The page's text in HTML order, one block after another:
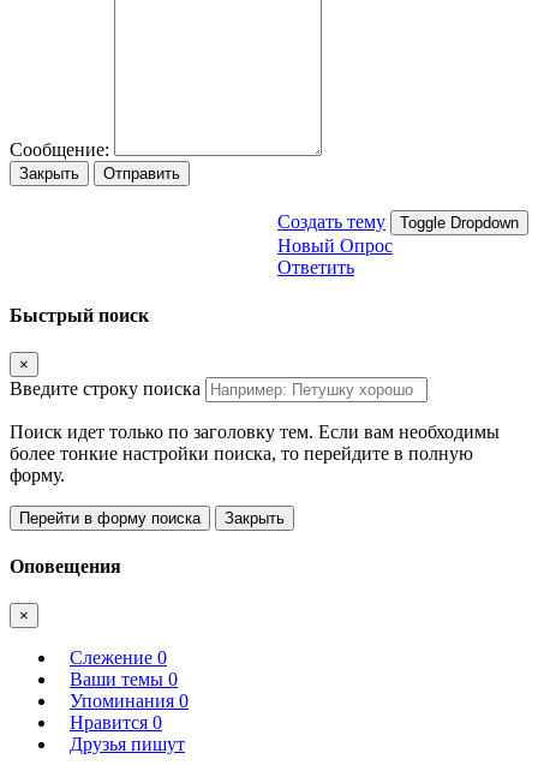
Сообщение:
Закрыть Отправить
Создать тему Toggle Dropdown
Новый Опрос
Ответить
Быстрый поиск
×
Введите строку поиска
Поиск идет только по заголовку тем. Если вам необходимы
более тонкие настройки поиска, то перейдите в полную
форму.
Перейти в форму поиска Закрыть
Оповещения
×
Слежение 0
Ваши темы 0
Упоминания 0
Нравится 0
Друзья пишут